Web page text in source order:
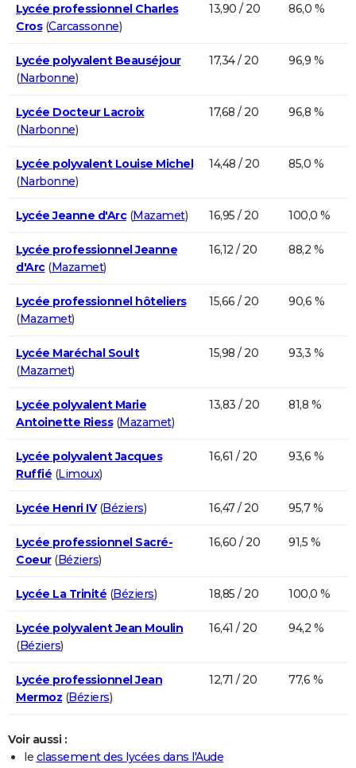
Lycée professionnel Charles
Cros(Carcassonne)
13,90 / 20 86,0 %
Lycée polyvalent Beauséjour
(Narbonne)
17,34 / 20 96,9 %
Lycée Docteur Lacroix
(Narbonne)
17,68 / 20 96,8 %
Lycée polyvalent Louise Michel
(Narbonne)
14,48 / 20 85,0 %
Lycée Jeanne d'Arc(Mazamet) 16,95 / 20 100,0 %
Lycée professionnel Jeanne
d'Arc(Mazamet)
16,12 / 20 88,2 %
Lycée professionnel hôteliers
(Mazamet)
15,66 / 20 90,6 %
Lycée Maréchal Soult
(Mazamet)
15,98 / 20 93,3 %
Lycée polyvalent Marie
Antoinette Riess(Mazamet)
13,83 / 20 81,8 %
Lycée polyvalent Jacques
Ruffié (Limoux)
16,61 / 20 93,6 %
Lycée Henri IV(Béziers) 16,47 / 20 95,7 %
Lycée professionnel Sacré-
Coeur(Béziers)
16,60 / 20 91,5 %
Lycée La Trinité (Béziers) 18,85 / 20 100,0 %
Lycée polyvalent Jean Moulin
(Béziers)
16,41 / 20 94,2 %
Lycée professionnel Jean
Mermoz (Béziers)
12,71 / 20 77,6 %
Voir aussi :
le classement des lycées dans l'Aude